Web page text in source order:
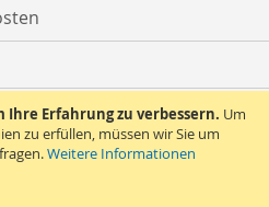
Ihre Erfahrung zu verbessern. Um
zu erfüllen, müssen wir Sie um
Weitere Informationen
for fashion-kids 0-16